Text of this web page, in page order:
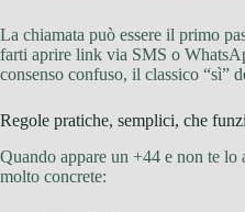
La chiamata può essere il primo
farti aprire link via SMS o
consenso confuso, il classico “sì”
Regole pratiche, semplici, che
Quando appare un +44 e non te lo
molto concrete: